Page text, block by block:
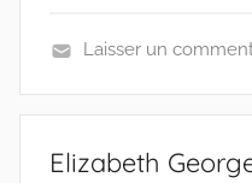
E
T
Laisser un
Elizabeth